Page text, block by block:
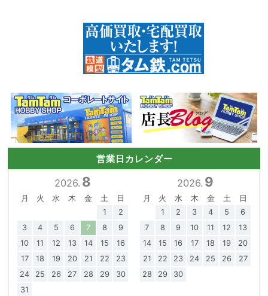
営業日カレンダー
2026. 8
月 火 水 木 金 土
日
1
2
3
4 5 6 7 8
9
10
11 12 13 14 15
16
17
18 19 20 21 22
23
24
25 26 27 28 29
30
31
2026. 9
月 火 水 木 金 土
日
1
2 3 4 5
6
7
8 9 10 11 12
13
14
15 16 17 18 19
20
21
22 23 24 25 26
27
28
29 30